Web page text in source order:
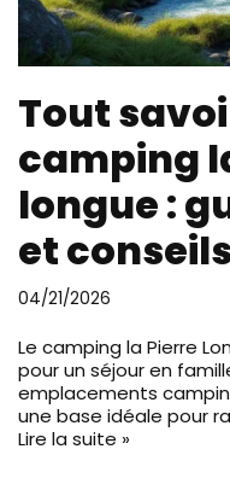
Tout
camping
longue :
et
04/21/2026
Le camping la Pierre
pour un séjour en
emplacements
une base idéale pour
Lire la suite »